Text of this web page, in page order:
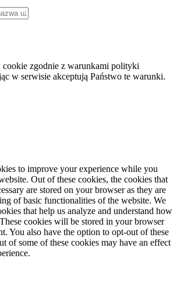
zgodnie z warunkami polityki
w serwisie akceptują Państwo te warunki.
to improve your experience while you
Out of these cookies, the cookies that
are stored on your browser as they are
of basic functionalities of the website. We
that help us analyze and understand how
cookies will be stored in your browser
You also have the option to opt-out of these
of some of these cookies may have an effect